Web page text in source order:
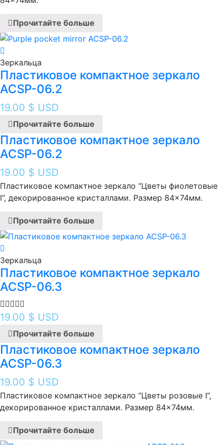
Прочитайте больше
Зеркальца
Пластиковое компактное зеркало
ACSP-06.2
19.00 $ USD
Прочитайте больше
Пластиковое компактное зеркало
ACSP-06.2
19.00 $ USD
Пластиковое компактное зеркало “Цветы фиолетовые
I”, декорированное кристаллами. Размер 84×74мм.
Прочитайте больше
Зеркальца
Пластиковое компактное зеркало
ACSP-06.3
19.00 $ USD
Прочитайте больше
Пластиковое компактное зеркало
ACSP-06.3
19.00 $ USD
Пластиковое компактное зеркало “Цветы розовые I ”,
декорированное кристаллами. Размер 84×74мм.
Прочитайте больше